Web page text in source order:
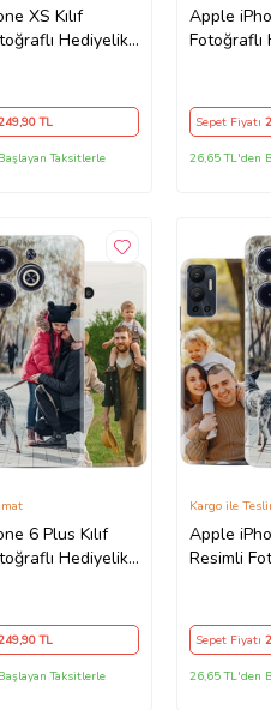
XS Kılıf
Hediyelik
,90 TL
Taksitlerle
Apple
Fotoğraflı
Sepet Fiyatı
26,65 TL'den
6 Plus Kılıf
Hediyelik
,90 TL
Taksitlerle
Apple
Resimli
Kargo ile
Sepet Fiyatı
26,65 TL'den